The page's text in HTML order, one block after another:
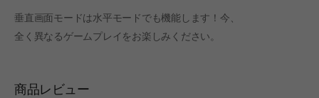
垂直画面モードは水平モードでも機能します！今、
全く異なるゲームプレイをお楽しみください。
商品レビュー